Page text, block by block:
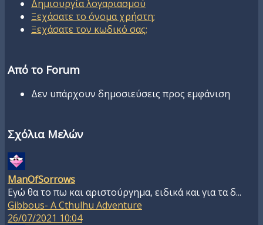
Δημιουργία λογαριασμού
Ξεχάσατε το όνομα χρήστη;
Ξεχάσατε τον κωδικό σας;
Από το Forum
Δεν υπάρχουν δημοσιεύσεις προς εμφάνιση
Σχόλια Μελών
ManOfSorrows
Εγώ θα το πω και αριστούργημα, ειδικά και για τα δ...
Gibbous- A Cthulhu Adventure
26/07/2021 10:04